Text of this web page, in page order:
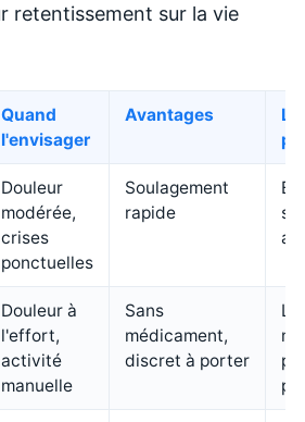
retentissement sur la vie
Quand
l'envisager
Avantages
Douleur
modérée,
crises
ponctuelles
Soulagement
rapide
au
Douleur à
l'effort,
activité
manuelle
Sans
médicament,
discret à porter